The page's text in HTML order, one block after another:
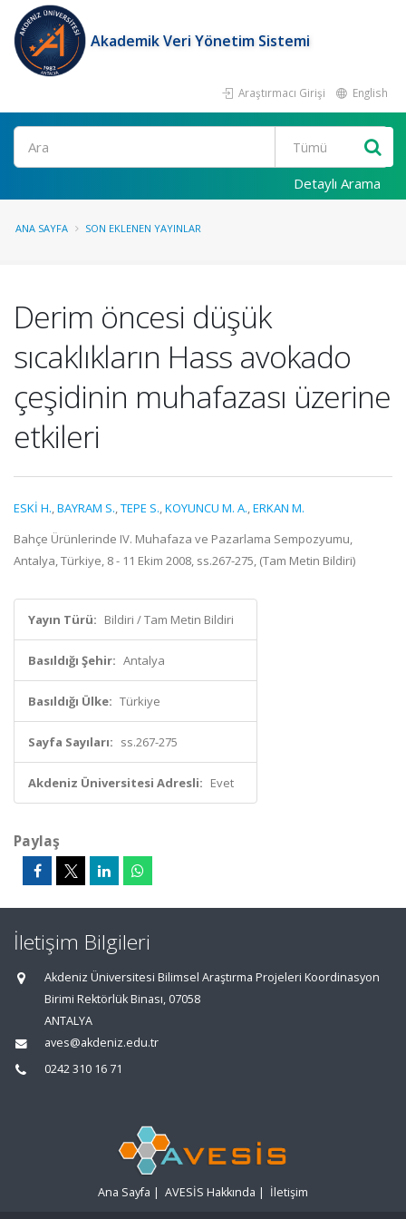
Akademik Veri Yönetim Sistemi
Araştırmacı Girişi English
Ara
Detaylı Arama
ANA SAYFA SON EKLENEN YAYINLAR
Derim öncesi düşük
sıcaklıkların Hass avokado
çeşidinin muhafazası üzerine
etkileri
ESKİ H.,BAYRAM S.,TEPE S.,KOYUNCU M. A.,ERKAN M.
Bahçe Ürünlerinde IV. Muhafaza ve Pazarlama Sempozyumu,
Antalya, Türkiye, 8 - 11 Ekim 2008, ss.267-275, (Tam Metin Bildiri)
Yayın Türü: Bildiri / Tam Metin Bildiri
Basıldığı Şehir: Antalya
Basıldığı Ülke: Türkiye
Sayfa Sayıları: ss.267-275
Akdeniz Üniversitesi Adresli: Evet
Paylaş
İletişim Bilgileri
Akdeniz Üniversitesi Bilimsel Araştırma Projeleri Koordinasyon
Birimi Rektörlük Binası, 07058
ANTALYA
aves@akdeniz.edu.tr
0242 310 16 71
Ana Sayfa | AVESİS Hakkında | İletişim